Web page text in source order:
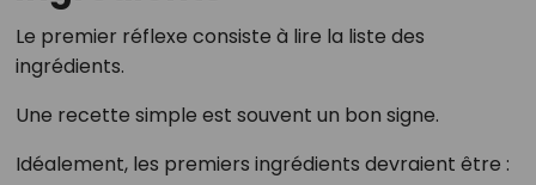
Le premier réflexe consiste à lire la liste des
ingrédients.
Une recette simple est souvent un bon signe.
Idéalement, les premiers ingrédients devraient être :